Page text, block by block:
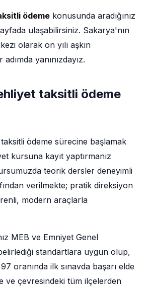
ödeme konusunda aradığınız
ulaşabilirsiniz. Sakarya'nın
olarak on yılı aşkın
yanınızdayız.
taksitli ödeme
ödeme sürecine başlamak
kursuna kayıt yaptırmanız
teorik dersler deneyimli
verilmekte; pratik direksiyon
modern araçlarla
MEB ve Emniyet Genel
standartlara uygun olup,
oranında ilk sınavda başarı elde
ve çevresindeki tüm ilçelerden